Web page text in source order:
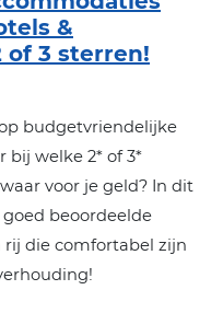
&
3 sterren!
budgetvriendelijke
bij welke 2* of 3*
voor je geld? In dit
beoordeelde
rij die comfortabel zijn